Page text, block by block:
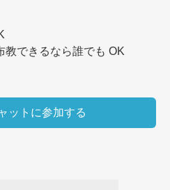
教できるなら誰でも OK
ットに参加する